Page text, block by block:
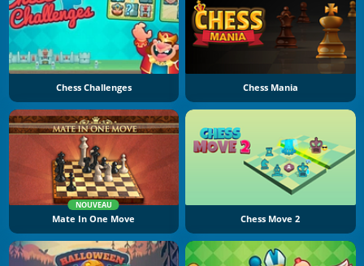
Chess Challenges Chess Mania
NOUVEAU
Mate In One Move Chess Move 2